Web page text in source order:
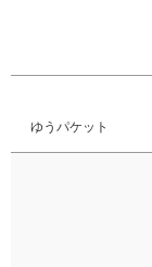
ゆうパケット